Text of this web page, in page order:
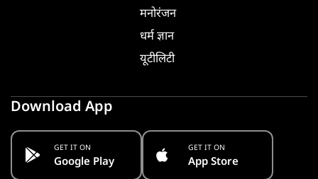
मनोरंजन
धर्म ज्ञान
यूटीलिटी
Download App
GET IT ON
Google Play
GET IT ON
App Store